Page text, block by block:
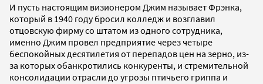
И пусть настоящим визионером Джим называет Фрэнка,
который в 1940 году бросил колледж и возглавил
отцовскую фирму со штатом из одного сотрудника,
именно Джим провел предприятие через четыре
беспокойных десятилетия от перепадов цен на зерно, из-
за которых обанкротились конкуренты, и стремительной
консолидации отрасли до угрозы птичьего гриппа и